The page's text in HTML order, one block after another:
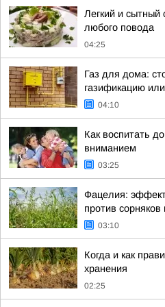
Легкий и
любого повода
04:25
Газ для дома:
газификацию
04:10
Как воспитать
вниманием
03:25
Фацелия:
против
03:10
Когда и как
хранения
02:25